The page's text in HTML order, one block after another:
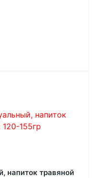
напиток травяной